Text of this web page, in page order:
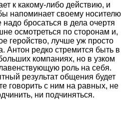
к какому-либо действию, и
напоминает своему носителю
бросаться в дела очертя
осмотреться по сторонам и,
геройство, лучше уж просто
Антон редко стремится быть в
компаниях, но в узком
роль на себя.
результат общения будет
говорить с ним на равных, не
ни подчиняться.